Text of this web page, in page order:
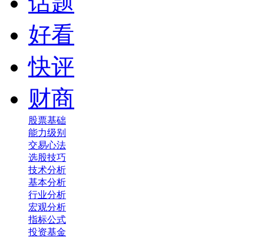
好看
快评
财商
股票基础
能力级别
交易心法
选股技巧
技术分析
基本分析
行业分析
宏观分析
指标公式
投资基金